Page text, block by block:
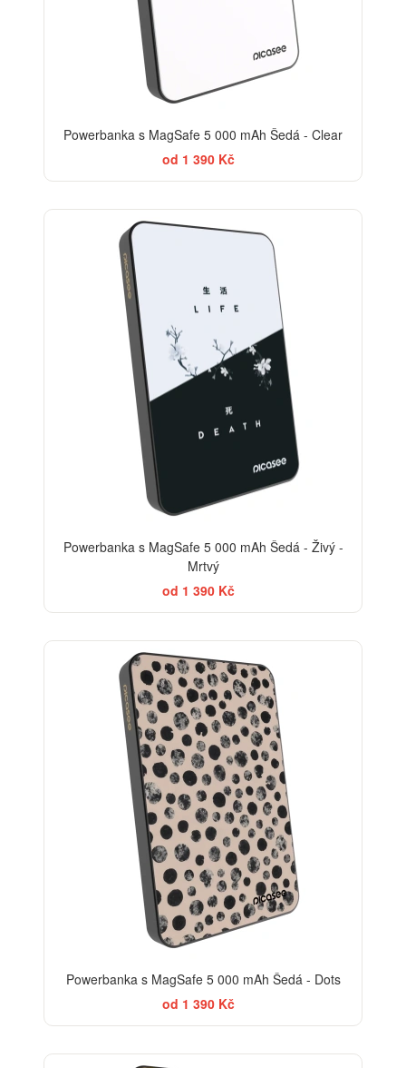
Powerbanka s MagSafe 5 000 mAh Šedá - Clear
od 1 390 Kč
Powerbanka s MagSafe 5 000 mAh Šedá - Živý -
Mrtvý
od 1 390 Kč
Powerbanka s MagSafe 5 000 mAh Šedá - Dots
od 1 390 Kč